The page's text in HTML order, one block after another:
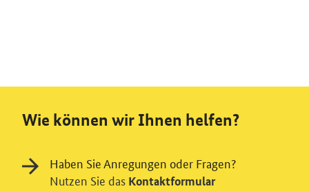
Wie können wir Ihnen helfen?
Haben Sie Anregungen oder Fragen?
Nutzen Sie das Kontaktformular